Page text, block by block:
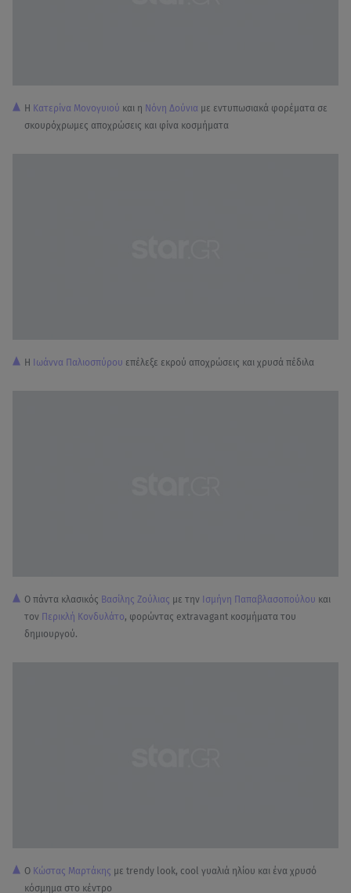
Η Κατερίνα Μονογυιού και η Νόνη Δούνια με εντυπωσιακά φορέματα σε
σκουρόχρωμες αποχρώσεις και φίνα κοσμήματα
Η Ιωάννα Παλιοσπύρου επέλεξε εκρού αποχρώσεις και χρυσά πέδιλα
Ο πάντα κλασικός Βασίλης Ζούλιας με την Ισμήνη Παπαβλασοπούλου και
τον Περικλή Κονδυλάτο, φορώντας extravagant κοσμήματα του
δημιουργού.
Ο Κώστας Μαρτάκης με trendy look, cool γυαλιά ηλίου και ένα χρυσό
κόσμημα στο κέντρο